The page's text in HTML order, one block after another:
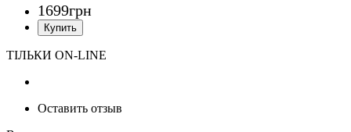
1699грн
ТІЛЬКИ ON-LINE
Оставить отзыв